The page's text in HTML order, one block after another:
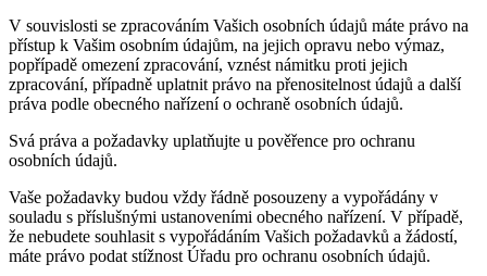
V souvislosti se zpracováním Vašich osobních údajů máte právo na
přístup k Vašim osobním údajům, na jejich opravu nebo výmaz,
popřípadě omezení zpracování, vznést námitku proti jejich
zpracování, případně uplatnit právo na přenositelnost údajů a další
práva podle obecného nařízení o ochraně osobních údajů.
Svá práva a požadavky uplatňujte u pověřence pro ochranu
osobních údajů.
Vaše požadavky budou vždy řádně posouzeny a vypořádány v
souladu s příslušnými ustanoveními obecného nařízení. V případě,
že nebudete souhlasit s vypořádáním Vašich požadavků a žádostí,
máte právo podat stížnost Úřadu pro ochranu osobních údajů.